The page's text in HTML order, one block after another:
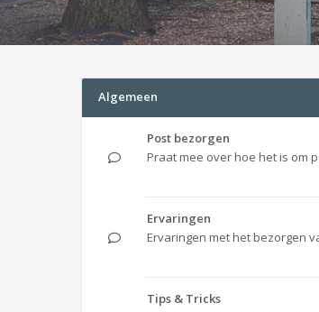
Algemeen
Post bezorgen
Praat mee over hoe het is om
Ervaringen
Ervaringen met het bezorgen
Tips & Tricks